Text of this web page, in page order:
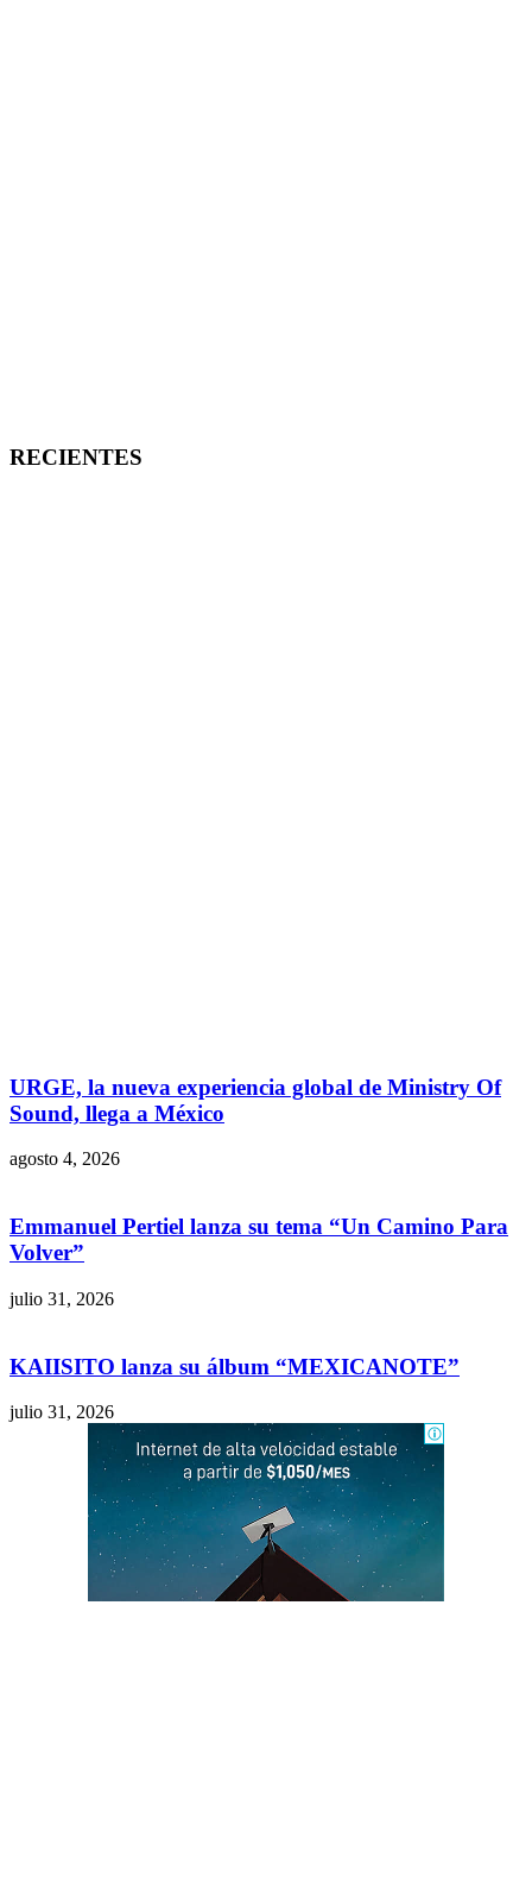
RECIENTES
URGE, la nueva experiencia global de Ministry Of
Sound, llega a México
agosto 4, 2026
Emmanuel Pertiel lanza su tema “Un Camino Para
Volver”
julio 31, 2026
KAIISITO lanza su álbum “MEXICANOTE”
julio 31, 2026